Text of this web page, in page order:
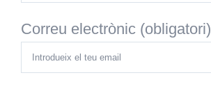
Correu electrònic (obligatori)